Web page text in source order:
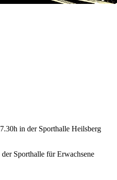
in der Sporthalle Heilsberg
Sporthalle für Erwachsene